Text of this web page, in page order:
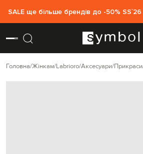
SALE ще більше брендів до -50% SS`26
Головна Жінкам Labrioro Аксесуари Прикраси